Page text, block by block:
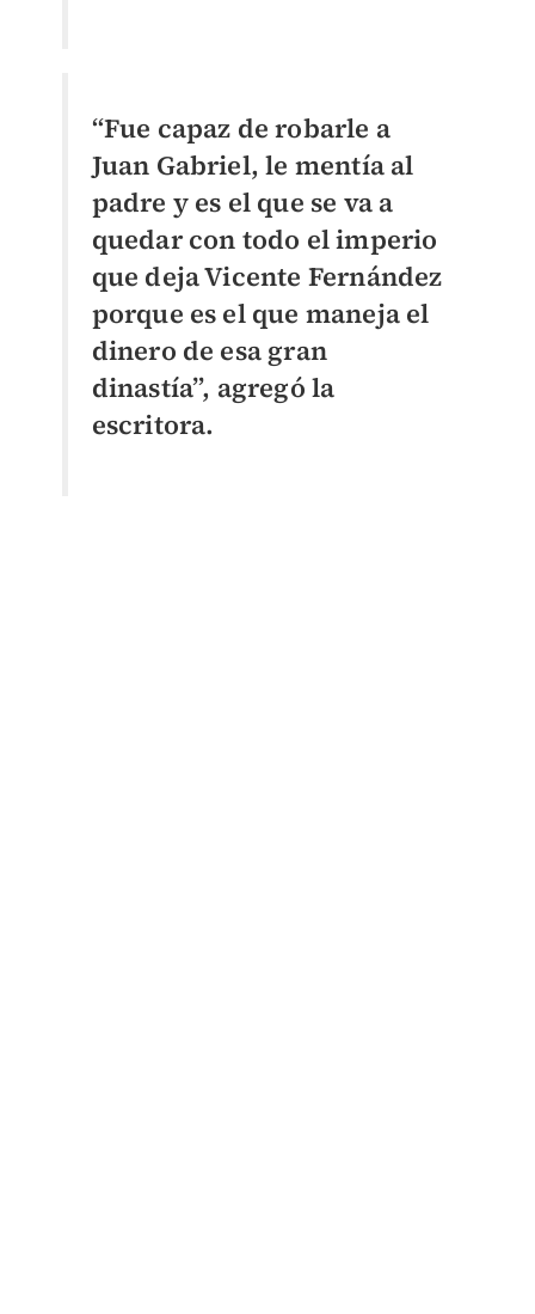
“Fue capaz de robarle a
Juan Gabriel, le mentía al
padre y es el que se va a
quedar con todo el imperio
que deja Vicente Fernández
porque es el que maneja el
dinero de esa gran
dinastía”, agregó la
escritora.